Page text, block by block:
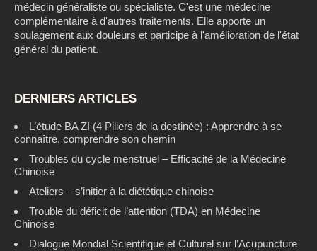
médecin généraliste ou spécialiste. C'est une médecine
complémentaire à d'autres traitements. Elle apporte un
soulagement aux douleurs et participe à l'amélioration de l'état
général du patient.
DERNIERS ARTICLES
L’étude BA ZI (4 Piliers de la destinée) : Apprendre à se
connaître, comprendre son chemin
Troubles du cycle menstruel – Efficacité de la Médecine
Chinoise
Ateliers – s’initier à la diététique chinoise
Trouble du déficit de l’attention (TDA) en Médecine
Chinoise
Dialogue Mondial Scientifique et Culturel sur l’Acupuncture